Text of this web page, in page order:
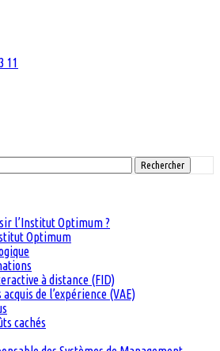
11
Rechercher
l’Institut Optimum ?
Optimum
à distance (FID)
de l’expérience (VAE)
cachés